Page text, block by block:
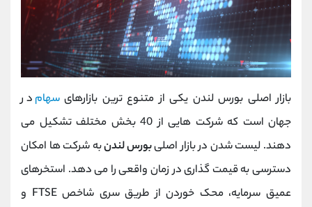
بازار اصلی بورس لندن یکی از متنوع ترین بازارهایسهام در
جهان است که شرکت هایی از 40 بخش مختلف تشکیل می
دهند. لیست شدن در بازار اصلیبورس لندنبه شرکت ها امکان
دسترسی به قیمت گذاری در زمان واقعی را می دهد. استخرهای
عمیق سرمایه، محک خوردن از طریق سری شاخص FTSE و